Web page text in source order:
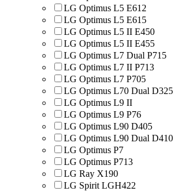
LG Optimus L5 E612
LG Optimus L5 E615
LG Optimus L5 II E450
LG Optimus L5 II E455
LG Optimus L7 Dual P715
LG Optimus L7 II P713
LG Optimus L7 P705
LG Optimus L70 Dual D325
LG Optimus L9 II
LG Optimus L9 P76
LG Optimus L90 D405
LG Optimus L90 Dual D410
LG Optimus P7
LG Optimus P713
LG Ray X190
LG Spirit LGH422